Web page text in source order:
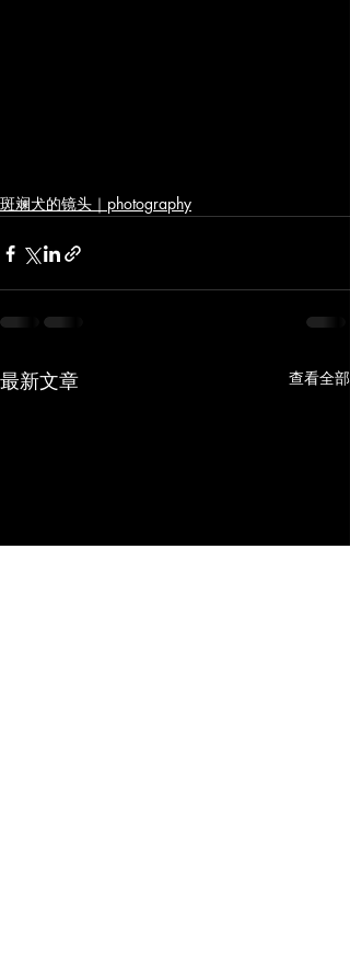
斑斓犬的镜头｜photography
最新文章 查看全部